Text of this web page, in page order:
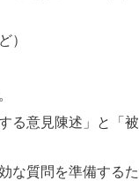
）
る意見陳述」と「被
な質問を準備するた